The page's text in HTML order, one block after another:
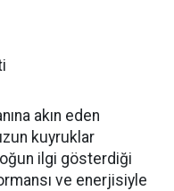
akın eden
kuyruklar
ilgi gösterdiği
ve enerjisiyle